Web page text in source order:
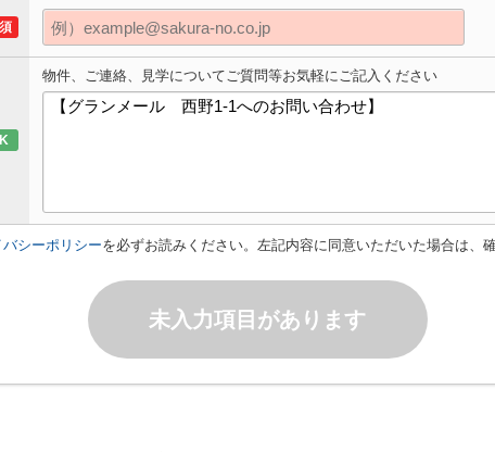
物件、ご連絡、見学についてご質問等お気軽にご記入ください
バシーポリシーを必ずお読みください。左記内容に同意いただいた場合は、
未入力項目があります